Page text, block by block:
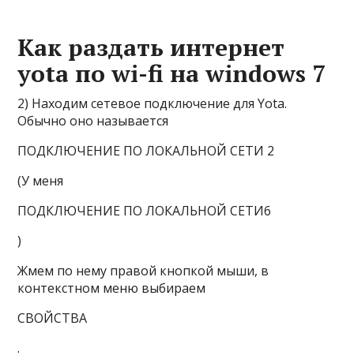
Как раздать интернет
yota по wi-fi на windows 7
2) Находим сетевое подключение для Yota.
Обычно оно называется
ПОДКЛЮЧЕНИЕ ПО ЛОКАЛЬНОЙ СЕТИ 2
(У меня
ПОДКЛЮЧЕНИЕ ПО ЛОКАЛЬНОЙ СЕТИ6
)
Жмем по нему правой кнопкой мыши, в
контекстном меню выбираем
СВОЙСТВА
.